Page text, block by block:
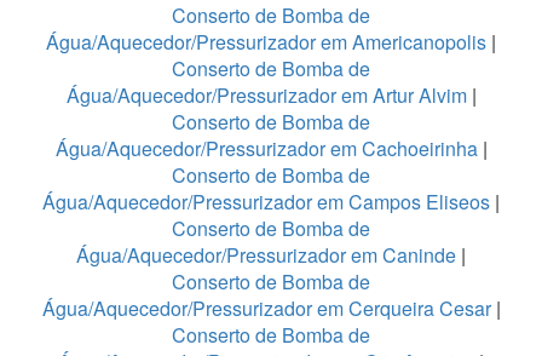
Conserto de Bomba de
Água/Aquecedor/Pressurizador em Americanopolis |
Conserto de Bomba de
Água/Aquecedor/Pressurizador em Artur Alvim |
Conserto de Bomba de
Água/Aquecedor/Pressurizador em Cachoeirinha|
Conserto de Bomba de
Água/Aquecedor/Pressurizador em Campos Eliseos |
Conserto de Bomba de
Água/Aquecedor/Pressurizador em Caninde |
Conserto de Bomba de
Água/Aquecedor/Pressurizador em Cerqueira Cesar|
Conserto de Bomba de